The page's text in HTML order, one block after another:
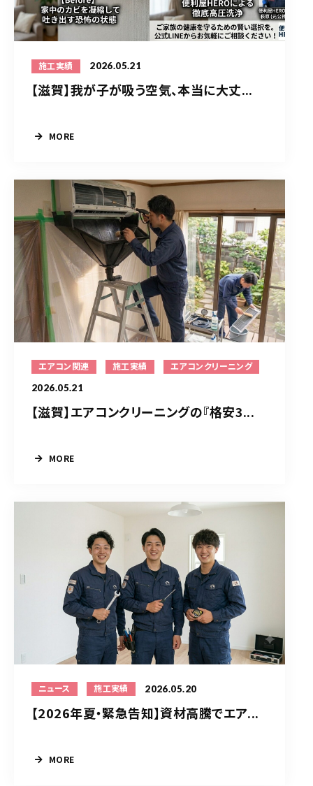
施工実績 2026.05.21
【滋賀】我が子が吸う空気、本当に大丈...
MORE
エアコン関連 施工実績 エアコンクリーニング
2026.05.21
【滋賀】エアコンクリーニングの『格安3...
MORE
ニュース 施工実績 2026.05.20
【2026年夏・緊急告知】資材高騰でエア...
MORE